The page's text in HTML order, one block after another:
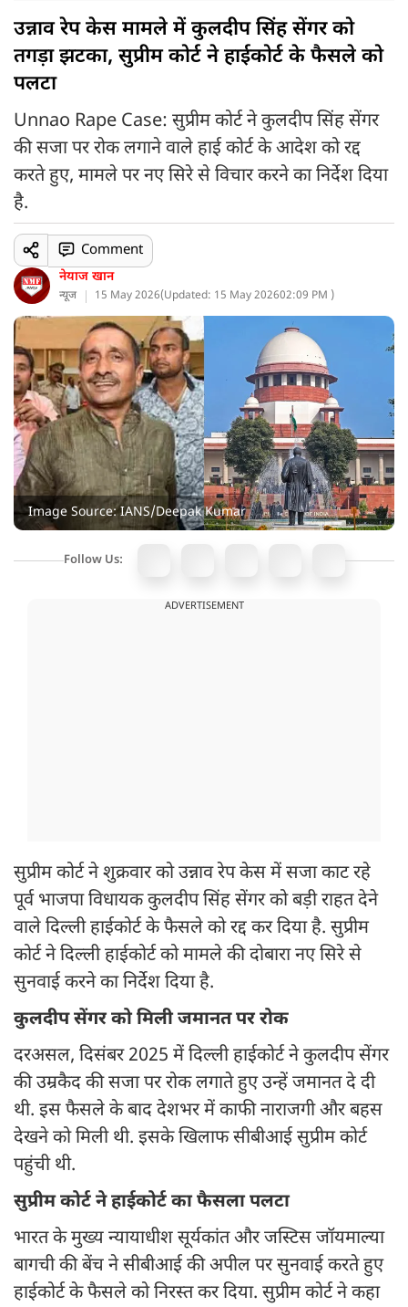
उन्नाव रेप केस मामले में कुलदीप सिंह सेंगर को
तगड़ा झटका, सुप्रीम कोर्ट ने हाईकोर्ट के फैसले को
पलटा
Unnao Rape Case: सुप्रीम कोर्ट ने कुलदीप सिंह सेंगर
की सजा पर रोक लगाने वाले हाई कोर्ट के आदेश को रद्द
करते हुए, मामले पर नए सिरे से विचार करने का निर्देश दिया
है.
नेयाज खान
न्यूज 15 May 2026(Updated: 15 May 202602:09 PM )
Comment
Image Source: IANS/Deepak Kumar
Follow Us:
ADVERTISEMENT
सुप्रीम कोर्ट ने शुक्रवार को उन्नाव रेप केस में सजा काट रहे
पूर्व भाजपा विधायक कुलदीप सिंह सेंगर को बड़ी राहत देने
वाले दिल्ली हाईकोर्ट के फैसले को रद्द कर दिया है. सुप्रीम
कोर्ट ने दिल्ली हाईकोर्ट को मामले की दोबारा नए सिरे से
सुनवाई करने का निर्देश दिया है.
कुलदीप सेंगर को मिली जमानत पर रोक
दरअसल, दिसंबर 2025 में दिल्ली हाईकोर्ट ने कुलदीप सेंगर
की उम्रकैद की सजा पर रोक लगाते हुए उन्हें जमानत दे दी
थी. इस फैसले के बाद देशभर में काफी नाराजगी और बहस
देखने को मिली थी. इसके खिलाफ सीबीआई सुप्रीम कोर्ट
पहुंची थी.
सुप्रीम कोर्ट ने हाईकोर्ट का फैसला पलटा
भारत के मुख्य न्यायाधीश सूर्यकांत और जस्टिस जॉयमाल्या
बागची की बेंच ने सीबीआई की अपील पर सुनवाई करते हुए
हाईकोर्ट के फैसले को निरस्त कर दिया. सुप्रीम कोर्ट ने कहा